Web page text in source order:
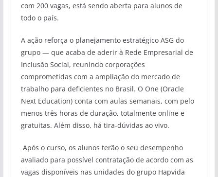
com 200 vagas, está sendo aberta para alunos de
todo o país.
A ação reforça o planejamento estratégico ASG do
grupo — que acaba de aderir à Rede Empresarial de
Inclusão Social, reunindo corporações
comprometidas com a ampliação do mercado de
trabalho para deficientes no Brasil. O One (Oracle
Next Education) conta com aulas semanais, com pelo
menos três horas de duração, totalmente online e
gratuitas. Além disso, há tira-dúvidas ao vivo.
Após o curso, os alunos terão o seu desempenho
avaliado para possível contratação de acordo com as
vagas disponíveis nas unidades do grupo Hapvida